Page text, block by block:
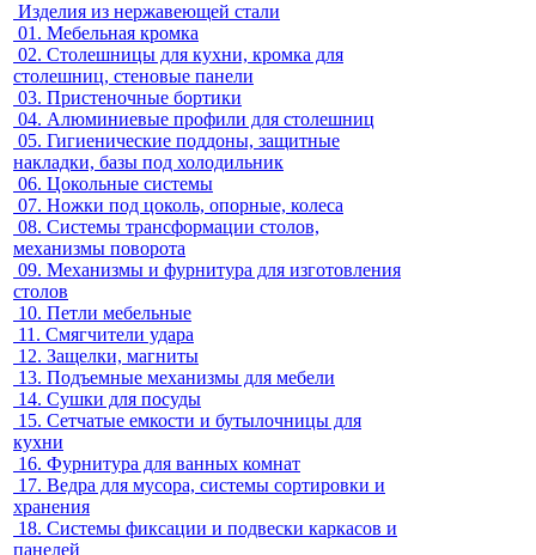
Изделия из нержавеющей стали
01. Мебельная кромка
02. Столешницы для кухни, кромка для
столешниц, стеновые панели
03. Пристеночные бортики
04. Алюминиевые профили для столешниц
05. Гигиенические поддоны, защитные
накладки, базы под холодильник
06. Цокольные системы
07. Ножки под цоколь, опорные, колеса
08. Системы трансформации столов,
механизмы поворота
09. Механизмы и фурнитура для изготовления
столов
10. Петли мебельные
11. Смягчители удара
12. Защелки, магниты
13. Подъемные механизмы для мебели
14. Сушки для посуды
15. Сетчатые емкости и бутылочницы для
кухни
16. Фурнитура для ванных комнат
17. Ведра для мусора, системы сортировки и
хранения
18. Системы фиксации и подвески каркасов и
панелей